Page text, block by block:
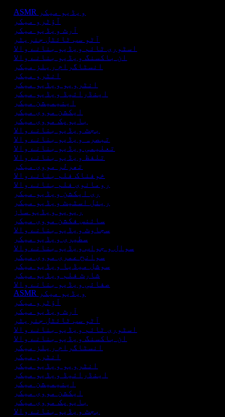
ASMR ویڈیو میکر
آؤٹرو میکر
آرٹ ویڈیو میکر
آٹو سب ٹائٹل جنریٹر
اسٹوری ٹائم ویڈیو بنانے والا
ان باکسنگ ویڈیو بنانے والا
انسٹاگرام ریلز میکر
انٹرو میکر
انٹرویو ویڈیو میکر
اینڈرائیڈ ویڈیو میکر
اینیمیشن میکر
ایکشن مووی میکر
بایوپک مووی میکر
بجٹ ویڈیو بنانے والا
تبصرہ ویڈیو بنانے والا
تعلیمی ویڈیو بنانے والا
تلفظ ویڈیو بنانے والا
تھرلر مووی میکر
خوفناک فلم بنانے والا
رومانوی فلم بنانے والا
ری ایکشن ویڈیو میکر
ریئل اسٹیٹ ویڈیو میکر
ریویو ویڈیو ساز
سائنس فکشن مووی میکر
سجاوٹ ویڈیو بنانے والا
سطیری ویڈیو میکر
سوال و جواب ویڈیو بنانے والا
سوانح عمری مووی میکر
سوشل میڈیا ویڈیو میکر
شارٹ فلم ویڈیو میکر
صفائی ویڈیو بنانے والا
ASMR ویڈیو میکر
آؤٹرو میکر
آرٹ ویڈیو میکر
آٹو سب ٹائٹل جنریٹر
اسٹوری ٹائم ویڈیو بنانے والا
ان باکسنگ ویڈیو بنانے والا
انسٹاگرام ریلز میکر
انٹرو میکر
انٹرویو ویڈیو میکر
اینڈرائیڈ ویڈیو میکر
اینیمیشن میکر
ایکشن مووی میکر
بایوپک مووی میکر
بجٹ ویڈیو بنانے والا